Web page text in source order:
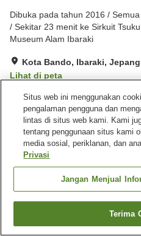
Dibuka pada tahun 2016 /
/ Sekitar 23 menit ke Sirkuit
Museum Alam Ibaraki
Kota Bando, Ibaraki, Jepang
Lihat di peta
Hebat Ulasan:399
Fasilitas properti
Tempat parkir
Lounge
Beranda Jepang Ibaraki
Hotel Green Core Bando
Cari
Situs web ini menggunakan
pengalaman pengguna dan
lintas di situs web kami. Kami
tentang penggunaan situs kami
media sosial, periklanan, dan
Privasi
Jangan Menjual
Terima